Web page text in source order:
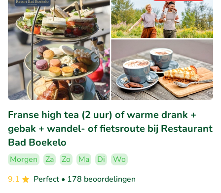
Franse high tea (2 uur) of warme drank +
gebak + wandel- of fietsroute bij Restaurant
Bad Boekelo
Morgen Za Zo Ma Di
Wo
9.1
Perfect • 178 beoordelingen